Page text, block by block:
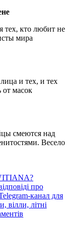
тех, кто любит не
мира
и тех, и тех
масок
смеются над
Весело
про
канал для
вілли, літні